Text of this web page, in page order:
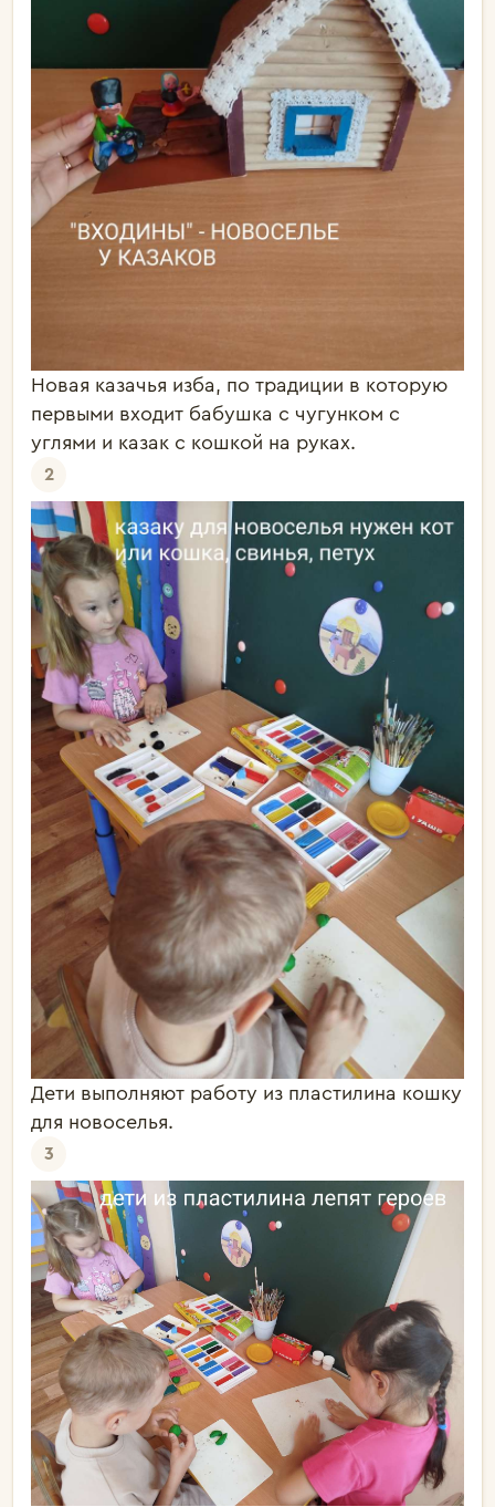
Новая казачья изба, по традиции в которую
первыми входит бабушка с чугунком с
углями и казак с кошкой на руках.
2
Дети выполняют работу из пластилина кошку
для новоселья.
3